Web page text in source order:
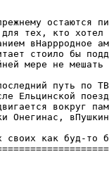
остаются
тех, кто
вНаррродное
стоило бы
мере не
путь по
Ельцинской
вокруг
Онегинас,
как буд-то